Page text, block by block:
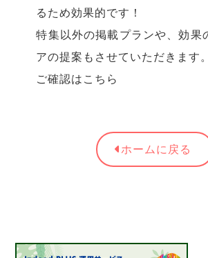
るため効果的です！
特集以外の掲載プランや、効果
アの提案もさせていただきます。
ご確認はこちら
ホームに戻る